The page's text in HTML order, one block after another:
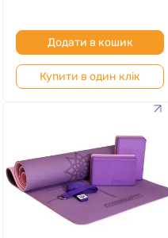
Додати в кошик
Купити в один клік